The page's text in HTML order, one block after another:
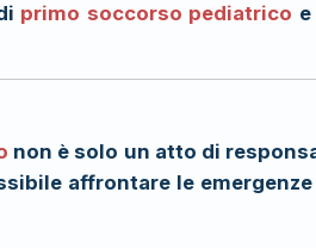
primo soccorso pediatrico e
non è solo un atto di
affrontare le